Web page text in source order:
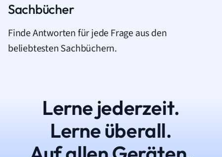
Sachbücher
Finde Antworten für jede Frage aus den
beliebtesten Sachbüchern.
Lerne jederzeit.
Lerne überall.